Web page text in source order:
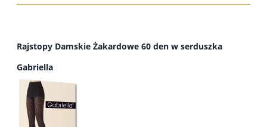
Rajstopy Damskie Żakardowe 60 den w serduszka
Gabriella